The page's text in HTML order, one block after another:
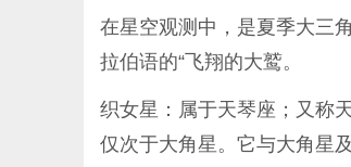
在星空观测中，是夏季大三
拉伯语的“飞翔的大鹫。
织女星：属于天琴座；又称
仅次于大角星。它与大角星